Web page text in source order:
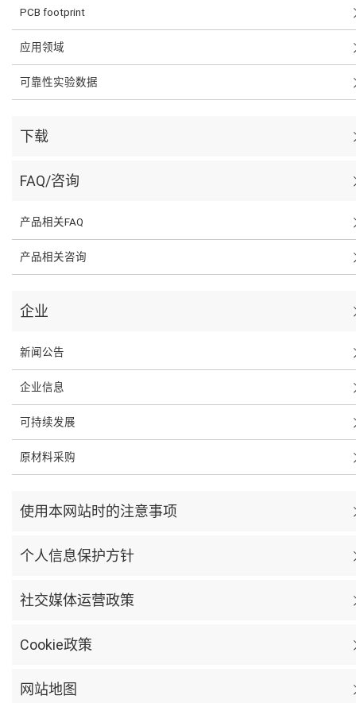
PCB footprint
应用领域
可靠性实验数据
下载
FAQ/咨询
产品相关FAQ
产品相关咨询
企业
新闻公告
企业信息
可持续发展
原材料采购
使用本网站时的注意事项
个人信息保护方针
社交媒体运营政策
Cookie政策
网站地图